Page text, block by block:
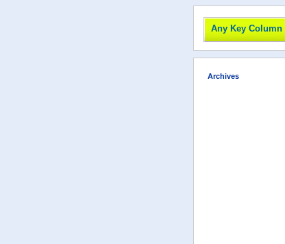
Any Key Column
Archives